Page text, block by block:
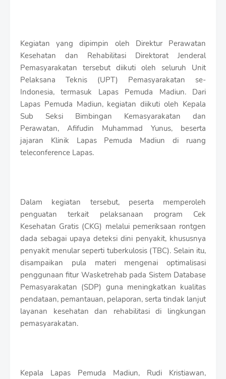
Kegiatan yang dipimpin oleh Direktur Perawatan
Kesehatan dan Rehabilitasi Direktorat Jenderal
Pemasyarakatan tersebut diikuti oleh seluruh Unit
Pelaksana Teknis (UPT) Pemasyarakatan se-
Indonesia, termasuk Lapas Pemuda Madiun. Dari
Lapas Pemuda Madiun, kegiatan diikuti oleh Kepala
Sub Seksi Bimbingan Kemasyarakatan dan
Perawatan, Afifudin Muhammad Yunus, beserta
jajaran Klinik Lapas Pemuda Madiun di ruang
teleconference Lapas.
Dalam kegiatan tersebut, peserta memperoleh
penguatan terkait pelaksanaan program Cek
Kesehatan Gratis (CKG) melalui pemeriksaan rontgen
dada sebagai upaya deteksi dini penyakit, khususnya
penyakit menular seperti tuberkulosis (TBC). Selain itu,
disampaikan pula materi mengenai optimalisasi
penggunaan fitur Wasketrehab pada Sistem Database
Pemasyarakatan (SDP) guna meningkatkan kualitas
pendataan, pemantauan, pelaporan, serta tindak lanjut
layanan kesehatan dan rehabilitasi di lingkungan
pemasyarakatan.
Kepala Lapas Pemuda Madiun, Rudi Kristiawan,
p
l
a
t
e
s